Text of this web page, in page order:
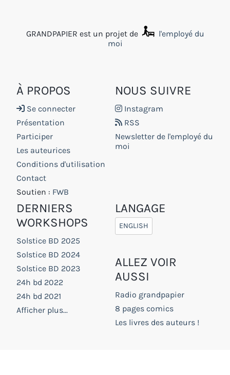
GRANDPAPIER est un projet de
l'employé du
moi
À PROPOS
Se connecter
Présentation
Participer
Les auteurices
Conditions d'utilisation
Contact
Soutien : FWB
NOUS SUIVRE
Instagram
RSS
Newsletter de l'employé du
moi
DERNIERS
WORKSHOPS
Solstice BD 2025
Solstice BD 2024
Solstice BD 2023
24h bd 2022
24h bd 2021
Afficher plus...
LANGAGE
ENGLISH
ALLEZ VOIR
AUSSI
Radio grandpapier
8 pages comics
Les livres des auteurs !